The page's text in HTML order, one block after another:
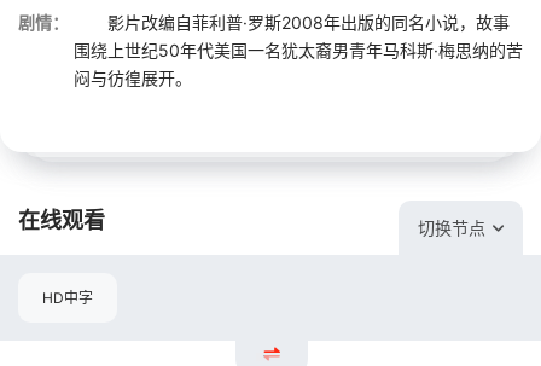
剧情：
影片改编自菲利普·罗斯2008年出版的同名小说，故事
围绕上世纪50年代美国一名犹太裔男青年马科斯·梅思纳的苦
闷与彷徨展开。
在线观看 切换节点
HD中字